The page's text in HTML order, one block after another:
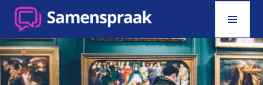
Skip
content
SAMENSPRAAK